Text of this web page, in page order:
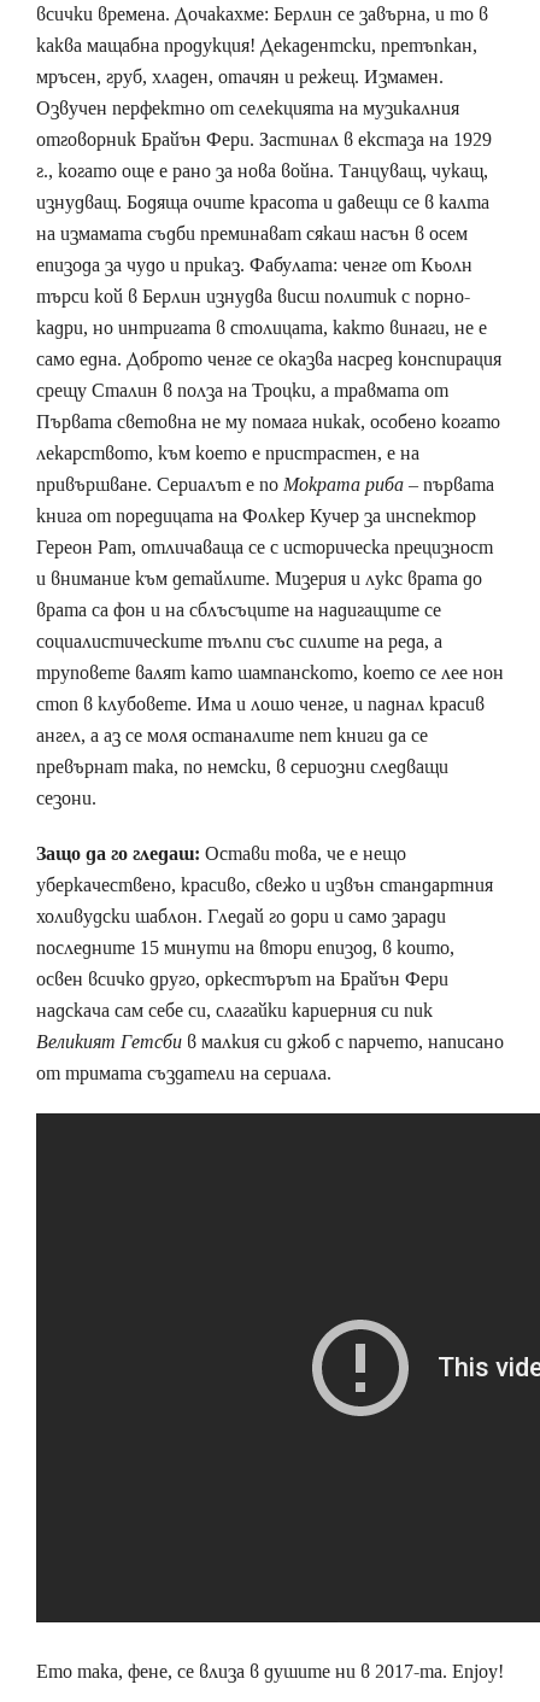
всички времена. Дочакахме: Берлин се завърна, и то в
каква мащабна продукция! Декадентски, претъпкан,
мръсен, груб, хладен, отачян и режещ. Измамен.
Озвучен перфектно от селекцията на музикалния
отговорник Брайън Фери. Застинал в екстаза на 1929
г., когато още е рано за нова война. Танцуващ, чукащ,
изнудващ. Бодяща очите красота и давещи се в калта
на измамата съдби преминават сякаш насън в осем
епизода за чудо и приказ. Фабулата: ченге от Кьолн
търси кой в Берлин изнудва висш политик с порно-
кадри, но интригата в столицата, както винаги, не е
само една. Доброто ченге се оказва насред конспирация
срещу Сталин в полза на Троцки, а травмата от
Първата световна не му помага никак, особено когато
лекарството, към което е пристрастен, е на
привършване. Сериалът е поМократа риба– първата
книга от поредицата на Фолкер Кучер за инспектор
Гереон Рат, отличаваща се с историческа прецизност
и внимание към детайлите. Мизерия и лукс врата до
врата са фон и на сблъсъците на надигащите се
социалистическите тълпи със силите на реда, а
труповете валят като шампанското, което се лее нон
стоп в клубовете. Има и лошо ченге, и паднал красив
ангел, а аз се моля останалите пет книги да се
превърнат така, по немски, в сериозни следващи
сезони.
Защо да го гледаш: Остави това, че е нещо
уберкачествено, красиво, свежо и извън стандартния
холивудски шаблон. Гледай го дори и само заради
последните 15 минути на втори епизод, в които,
освен всичко друго, оркестърът на Брайън Фери
надскача сам себе си, слагайки кариерния си пик
Великият Гетсби в малкия си джоб с парчето, написано
от тримата създатели на сериала.
Ето така, фене, се влиза в душите ни в 2017-та. Enjoy!